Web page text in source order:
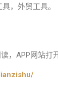
，外贸工具。
，APP网站打